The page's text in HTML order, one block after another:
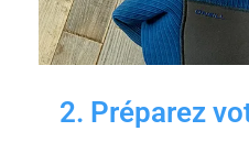
2. Préparez